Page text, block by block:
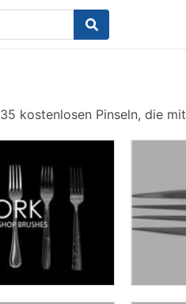
35 kostenlosen Pinseln, die mit